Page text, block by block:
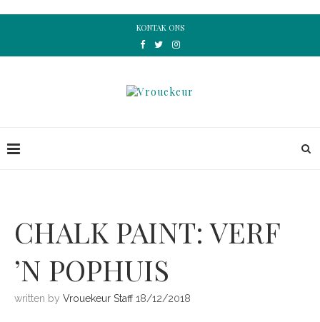
KONTAK ONS
CHALK PAINT: VERF
’N POPHUIS
written by Vrouekeur Staff 18/12/2018